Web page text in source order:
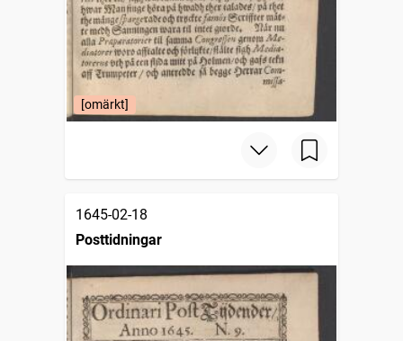
[omärkt]
1645-02-18
Posttidningar